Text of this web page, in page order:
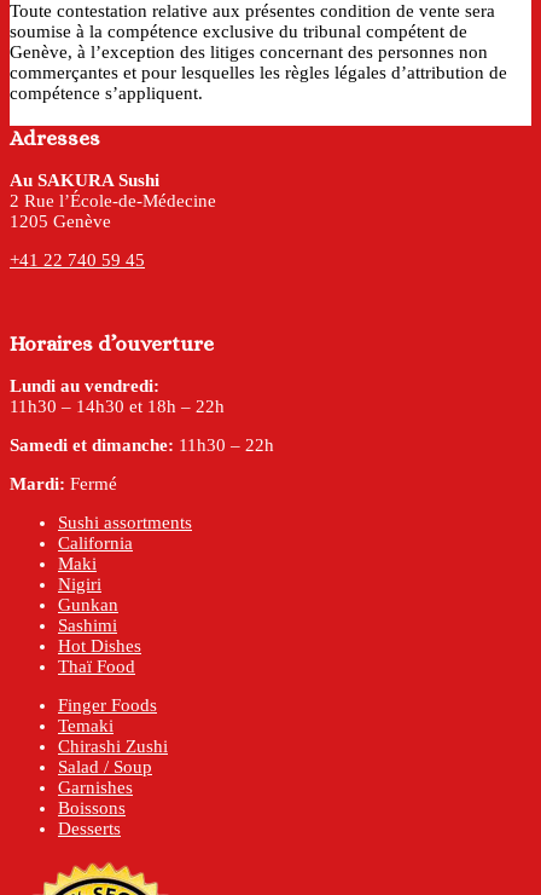
Toute contestation relative aux présentes condition de vente sera
soumise à la compétence exclusive du tribunal compétent de
Genève, à l’exception des litiges concernant des personnes non
commerçantes et pour lesquelles les règles légales d’attribution de
compétence s’appliquent.
Adresses
Au SAKURA Sushi
2 Rue l’École-de-Médecine
1205 Genève
+41 22 740 59 45
Horaires d’ouverture
Lundi au vendredi:
11h30 – 14h30 et 18h – 22h
Samedi et dimanche: 11h30 – 22h
Mardi: Fermé
Sushi assortments
California
Maki
Nigiri
Gunkan
Sashimi
Hot Dishes
Thaï Food
Finger Foods
Temaki
Chirashi Zushi
Salad / Soup
Garnishes
Boissons
Desserts